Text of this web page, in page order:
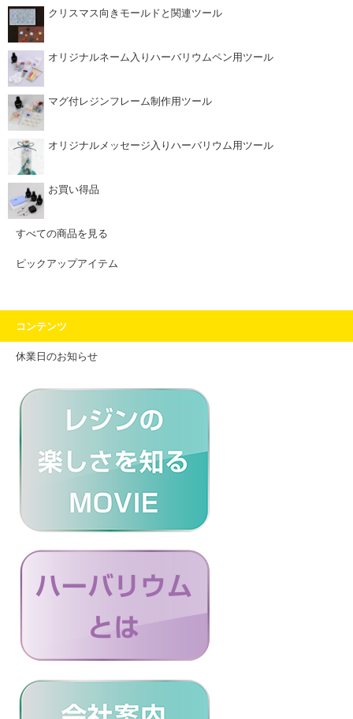
クリスマス向きモールドと関連ツール
オリジナルネーム入りハーバリウムペン用ツール
マグ付レジンフレーム制作用ツール
オリジナルメッセージ入りハーバリウム用ツール
お買い得品
すべての商品を見る
ピックアップアイテム
コンテンツ
休業日のお知らせ